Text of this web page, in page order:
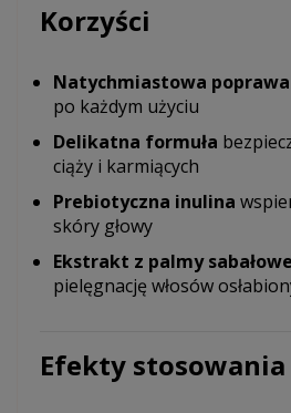
Korzyści
Natychmiastowa
po każdym użyciu
Delikatna formuła
ciąży i karmiących
Prebiotyczna inulina
skóry głowy
Ekstrakt z palmy
pielęgnację włosów
Efekty stosowania